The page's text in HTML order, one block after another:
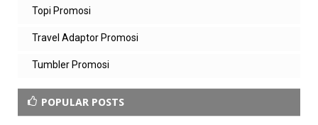
Topi Promosi
Travel Adaptor Promosi
Tumbler Promosi
POPULAR POSTS